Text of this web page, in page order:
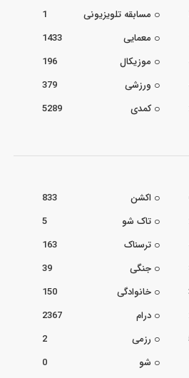
مسابقه تلویزیونی
1
معمایی
1433
موزیکال
196
ورزشی
379
کمدی
5289
اکشن
833
تاک شو
5
ترسناک
163
جنگی
39
خانوادگی
150
درام
2367
رزمی
2
شو
0